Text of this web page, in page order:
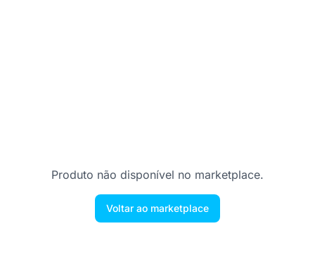
Produto não disponível no marketplace.
Voltar ao marketplace